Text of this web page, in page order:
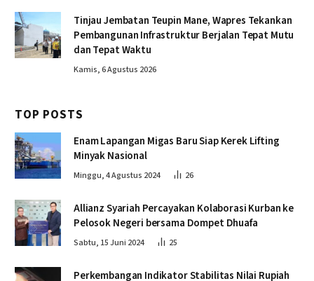
Tinjau Jembatan Teupin Mane, Wapres Tekankan
Pembangunan Infrastruktur Berjalan Tepat Mutu
dan Tepat Waktu
Kamis, 6 Agustus 2026
TOP POSTS
Enam Lapangan Migas Baru Siap Kerek Lifting
Minyak Nasional
Minggu, 4 Agustus 2024 26
Allianz Syariah Percayakan Kolaborasi Kurban ke
Pelosok Negeri bersama Dompet Dhuafa
Sabtu, 15 Juni 2024 25
Perkembangan Indikator Stabilitas Nilai Rupiah